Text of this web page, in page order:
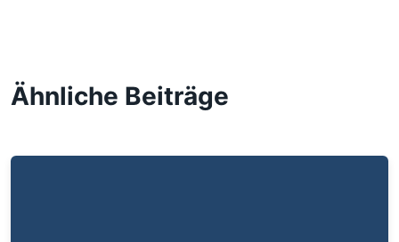
Ähnliche Beiträge